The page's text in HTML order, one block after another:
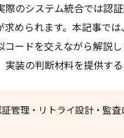
のシステム統合では認証
められます。本記事で
ードを交えながら解説
装の判断材料を提供する
管理・リトライ設計・監